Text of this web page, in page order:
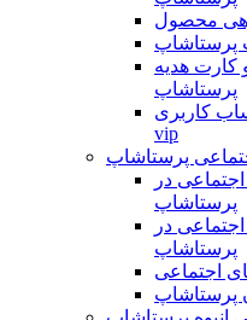
محصول
پرستاشاپ
کارت هدیه
پرستاشاپ
کاربری
vip
پرستاشاپ
در
پرستاشاپ
در
پرستاشاپ
اجتماعی
پرستاشاپ